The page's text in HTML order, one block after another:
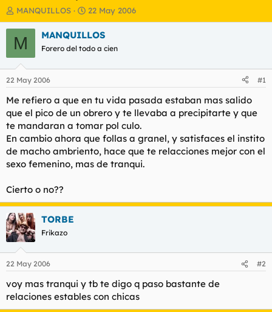
I
n
i
c
a
d
o
r
e
t
e
m
MANQUILLOS
F
e
c
a
i
n
i
c
i
o
22 May 2006
M MANQUILLOS
Forero del todo a cien
22 May 2006 #1
Me refiero a que en tu vida pasada estaban mas salido
que el pico de un obrero y te llevaba a precipitarte y que
te mandaran a tomar pol culo.
En cambio ahora que follas a granel, y satisfaces el instito
de macho ambriento, hace que te relacciones mejor con el
sexo femenino, mas de tranqui.
Cierto o no??
TORBE
Frikazo
22 May 2006 #2
voy mas tranqui y tb te digo q paso bastante de
relaciones estables con chicas